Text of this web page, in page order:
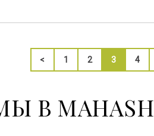
< 1 2 3 4
В MAHASH